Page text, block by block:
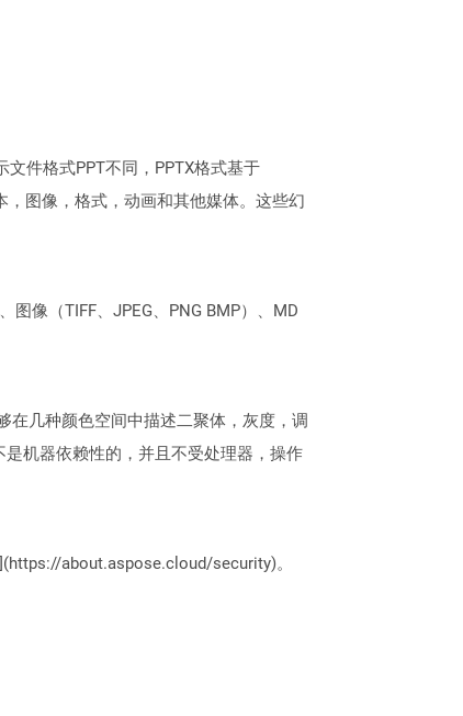
件格式PPT不同，PPTX格式基于
图像，格式，动画和其他媒体。这些幻
像（TIFF、JPEG、PNG BMP）、MD
在几种颜色空间中描述二聚体，灰度，调
机器依赖性的，并且不受处理器，操作
about.aspose.cloud/security)。